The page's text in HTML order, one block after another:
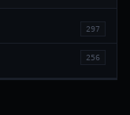
297
256